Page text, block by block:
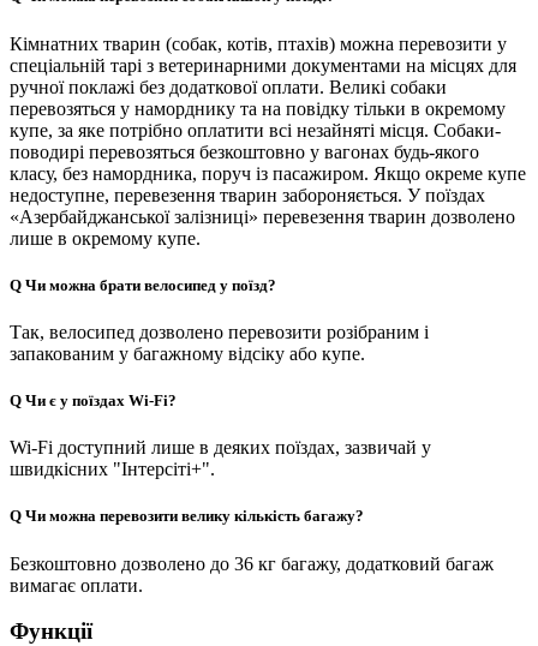
Кімнатних тварин (собак, котів, птахів) можна перевозити у
спеціальній тарі з ветеринарними документами на місцях для
ручної поклажі без додаткової оплати. Великі собаки
перевозяться у наморднику та на повідку тільки в окремому
купе, за яке потрібно оплатити всі незайняті місця. Собаки-
поводирі перевозяться безкоштовно у вагонах будь-якого
класу, без намордника, поруч із пасажиром. Якщо окреме купе
недоступне, перевезення тварин забороняється. У поїздах
«Азербайджанської залізниці» перевезення тварин дозволено
лише в окремому купе.
Q Чи можна брати велосипед у поїзд?
Так, велосипед дозволено перевозити розібраним і
запакованим у багажному відсіку або купе.
Q Чи є у поїздах Wi-Fi?
Wi-Fi доступний лише в деяких поїздах, зазвичай у
швидкісних "Інтерсіті+".
Q Чи можна перевозити велику кількість багажу?
Безкоштовно дозволено до 36 кг багажу, додатковий багаж
вимагає оплати.
Функції